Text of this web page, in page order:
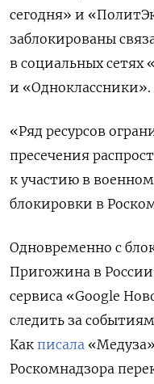
сегодня» и
заблокированы
в социальных сетях
и «Одноклассники».
«Ряд ресурсов
пресечения
к участию в
блокировки в
Одновременно с
Пригожина в России
сервиса «Google
следить за
Как писала
Роскомнадзора